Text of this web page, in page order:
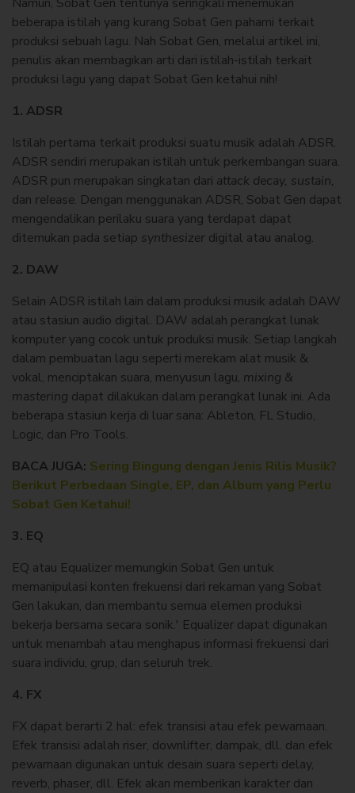
beberapa istilah yang kurang Sobat Gen pahami terkait
produksi sebuah lagu. Nah Sobat Gen, melalui artikel ini,
penulis akan membagikan arti dari istilah-istilah terkait
produksi lagu yang dapat Sobat Gen ketahui nih!
1. ADSR
Istilah pertama terkait produksi suatu musik adalah ADSR.
ADSR sendiri merupakan istilah untuk perkembangan suara.
ADSR pun merupakan singkatan dari attack decay, sustain,
dan release. Dengan menggunakan ADSR, Sobat Gen dapat
mengendalikan perilaku suara yang terdapat dapat
ditemukan pada setiap synthesizer digital atau analog.
2. DAW
Selain ADSR istilah lain dalam produksi musik adalah DAW
atau stasiun audio digital. DAW adalah perangkat lunak
komputer yang cocok untuk produksi musik. Setiap langkah
dalam pembuatan lagu seperti merekam alat musik &
vokal, menciptakan suara, menyusun lagu, mixing &
mastering dapat dilakukan dalam perangkat lunak ini. Ada
beberapa stasiun kerja di luar sana: Ableton, FL Studio,
Logic, dan Pro Tools.
BACA JUGA: Sering Bingung dengan Jenis Rilis Musik?
Berikut Perbedaan Single, EP, dan Album yang Perlu
Sobat Gen Ketahui!
3. EQ
EQ atau Equalizer memungkin Sobat Gen untuk
memanipulasi konten frekuensi dari rekaman yang Sobat
Gen lakukan, dan membantu semua elemen produksi
bekerja bersama secara sonik.' Equalizer dapat digunakan
untuk menambah atau menghapus informasi frekuensi dari
suara individu, grup, dan seluruh trek.
4. FX
FX dapat berarti 2 hal: efek transisi atau efek pewarnaan.
Efek transisi adalah riser, downlifter, dampak, dll. dan efek
pewarnaan digunakan untuk desain suara seperti delay,
reverb, phaser, dll. Efek akan memberikan karakter dan